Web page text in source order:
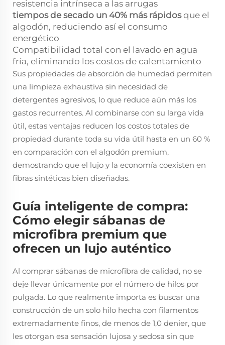
resistencia intrínseca a las arrugas
tiempos de secado un 40% más rápidosque el
algodón, reduciendo así el consumo
energético
Compatibilidad total con el lavado en agua
fría, eliminando los costos de calentamiento
Sus propiedades de absorción de humedad permiten
una limpieza exhaustiva sin necesidad de
detergentes agresivos, lo que reduce aún más los
gastos recurrentes. Al combinarse con su larga vida
útil, estas ventajas reducen los costos totales de
propiedad durante toda su vida útil hasta en un 60 %
en comparación con el algodón premium,
demostrando que el lujo y la economía coexisten en
fibras sintéticas bien diseñadas.
Guía inteligente de compra:
Cómo elegir sábanas de
microfibra premium que
ofrecen un lujo auténtico
Al comprar sábanas de microfibra de calidad, no se
deje llevar únicamente por el número de hilos por
pulgada. Lo que realmente importa es buscar una
construcción de un solo hilo hecha con filamentos
extremadamente finos, de menos de 1,0 denier, que
les otorgan esa sensación lujosa y sedosa sin que